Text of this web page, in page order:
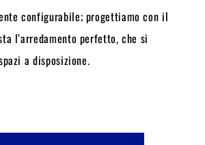
configurabile; progettiamo con il
l’arredamento perfetto, che si
a disposizione.